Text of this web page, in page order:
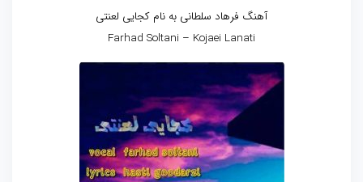
آهنگ فرهاد سلطانی به نام کجایی لعنتی
Farhad Soltani – Kojaei Lanati